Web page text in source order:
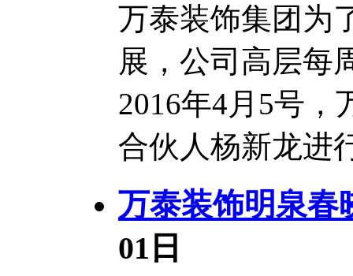
万泰装饰集团为
展，公司高层每
2016年4月5号，
合伙人杨新龙进
万泰装饰明泉春
01日